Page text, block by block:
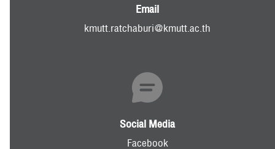
Email
kmutt.ratchaburi@kmutt.ac.th
Social Media
Facebook